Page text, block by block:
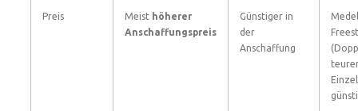
Preis Meist höherer
Anschaffungspreis
Günstiger in
der
Anschaffung